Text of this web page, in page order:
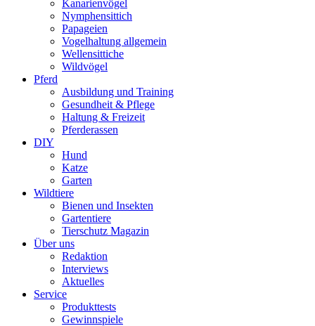
Kanarienvögel
Nymphensittich
Papageien
Vogelhaltung allgemein
Wellensittiche
Wildvögel
Pferd
Ausbildung und Training
Gesundheit & Pflege
Haltung & Freizeit
Pferderassen
DIY
Hund
Katze
Garten
Wildtiere
Bienen und Insekten
Gartentiere
Tierschutz Magazin
Über uns
Redaktion
Interviews
Aktuelles
Service
Produkttests
Gewinnspiele